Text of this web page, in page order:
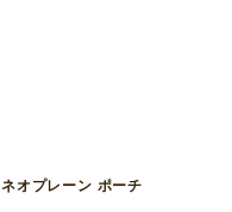
ネオプレーン ポーチ